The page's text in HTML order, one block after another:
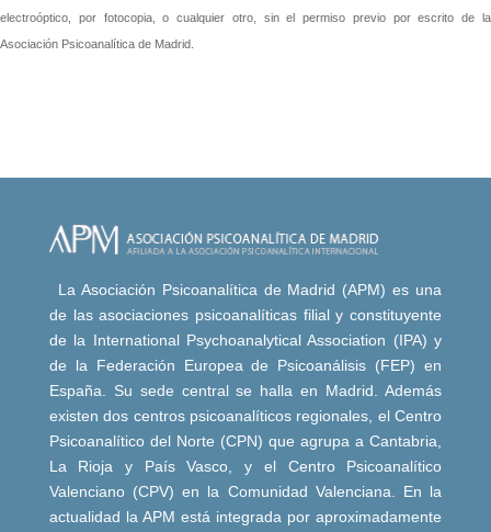
electroóptico, por fotocopia, o cualquier otro, sin el permiso previo por escrito de la
Asociación Psicoanalítica de Madrid.
La Asociación Psicoanalítica de Madrid (APM) es una
de las asociaciones psicoanalíticas filial y constituyente
de la International Psychoanalytical Association (IPA) y
de la Federación Europea de Psicoanálisis (FEP) en
España. Su sede central se halla en Madrid. Además
existen dos centros psicoanalíticos regionales, el Centro
Psicoanalítico del Norte (CPN) que agrupa a Cantabria,
La Rioja y País Vasco, y el Centro Psicoanalítico
Valenciano (CPV) en la Comunidad Valenciana. En la
actualidad la APM está integrada por aproximadamente